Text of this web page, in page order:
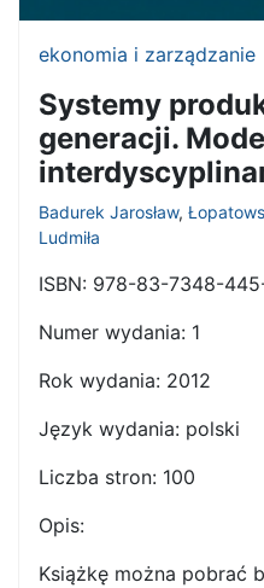
ekonomia i zarządzanie
Systemy
generacji.
Badurek Jarosław,
Ludmiła
ISBN: 978-83-7348-
Numer wydania: 1
Rok wydania: 2012
Język wydania: polski
Liczba stron: 100
Opis:
Książkę można pobrać